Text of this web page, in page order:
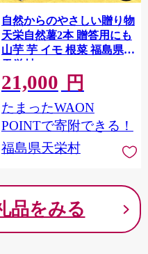
自然からのやさしい贈り物
天栄自然薯2本 贈答用にも
山芋 芋 イモ 根菜 福島県
天栄村 F21T-462
21,000 円
たまったWAON
POINTで寄附できる！
福島県天栄村
品をみる